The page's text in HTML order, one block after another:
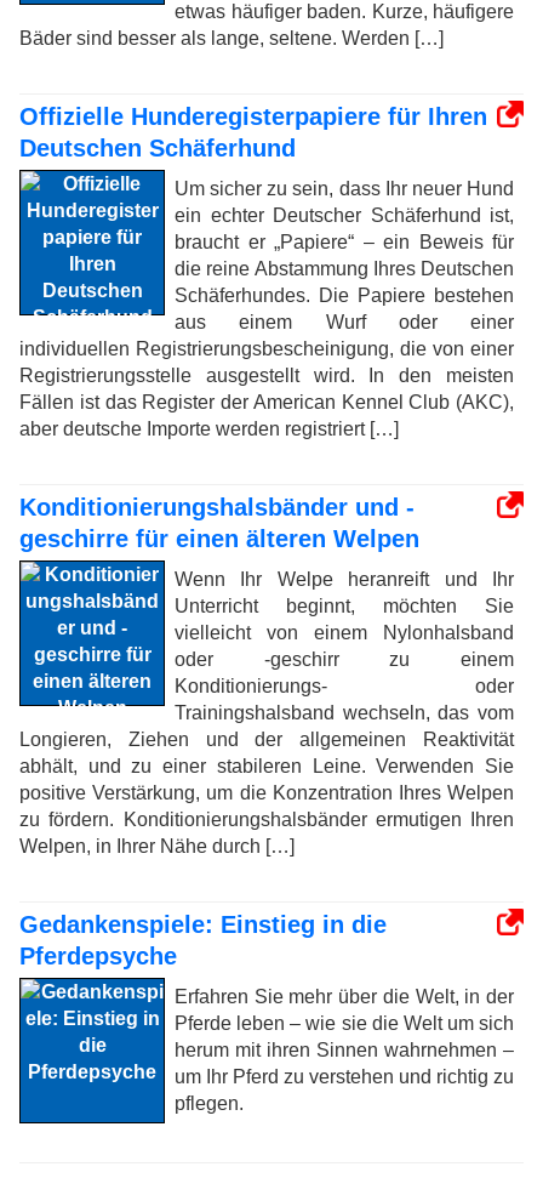
etwas häufiger baden. Kurze, häufigere
Bäder sind besser als lange, seltene. Werden […]
Offizielle Hunderegisterpapiere für Ihren
Deutschen Schäferhund
Um sicher zu sein, dass Ihr neuer Hund
ein echter Deutscher Schäferhund ist,
braucht er „Papiere“ – ein Beweis für
die reine Abstammung Ihres Deutschen
Schäferhundes. Die Papiere bestehen
aus einem Wurf oder einer
individuellen Registrierungsbescheinigung, die von einer
Registrierungsstelle ausgestellt wird. In den meisten
Fällen ist das Register der American Kennel Club (AKC),
aber deutsche Importe werden registriert […]
Konditionierungshalsbänder und -
geschirre für einen älteren Welpen
Wenn Ihr Welpe heranreift und Ihr
Unterricht beginnt, möchten Sie
vielleicht von einem Nylonhalsband
oder -geschirr zu einem
Konditionierungs- oder
Trainingshalsband wechseln, das vom
Longieren, Ziehen und der allgemeinen Reaktivität
abhält, und zu einer stabileren Leine. Verwenden Sie
positive Verstärkung, um die Konzentration Ihres Welpen
zu fördern. Konditionierungshalsbänder ermutigen Ihren
Welpen, in Ihrer Nähe durch […]
Gedankenspiele: Einstieg in die
Pferdepsyche
Erfahren Sie mehr über die Welt, in der
Pferde leben – wie sie die Welt um sich
herum mit ihren Sinnen wahrnehmen –
um Ihr Pferd zu verstehen und richtig zu
pflegen.